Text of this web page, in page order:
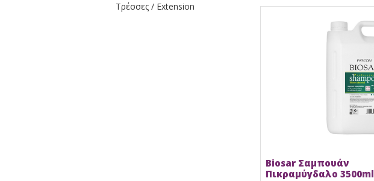
Τρέσσες / Extension
Biosar Σαμπουάν
Πικραμύγδαλο 3500ml